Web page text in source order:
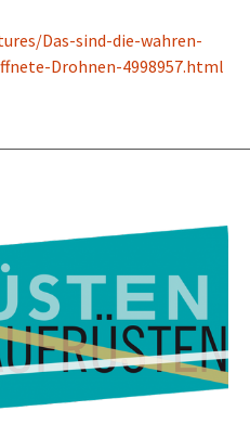
Das-sind-die-wahren-
Drohnen-4998957.html